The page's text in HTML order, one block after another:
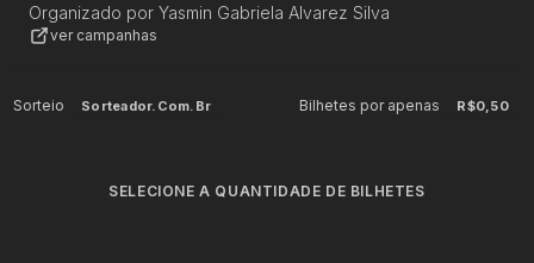
Organizado por Yasmin Gabriela Alvarez Silva
ver campanhas
Sorteio Sorteador.com.br Bilhetes por apenas R$0,50
SELECIONE A QUANTIDADE DE BILHETES